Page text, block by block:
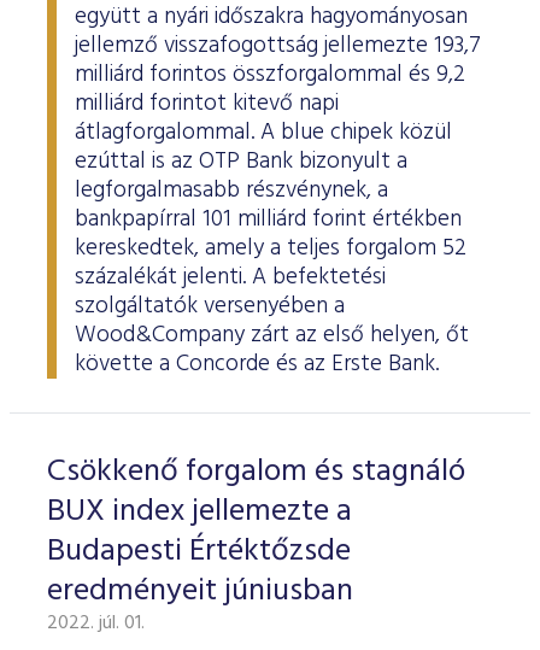
együtt a nyári időszakra hagyományosan
jellemző visszafogottság jellemezte 193,7
milliárd forintos összforgalommal és 9,2
milliárd forintot kitevő napi
átlagforgalommal. A blue chipek közül
ezúttal is az OTP Bank bizonyult a
legforgalmasabb részvénynek, a
bankpapírral 101 milliárd forint értékben
kereskedtek, amely a teljes forgalom 52
százalékát jelenti. A befektetési
szolgáltatók versenyében a
Wood&Company zárt az első helyen, őt
követte a Concorde és az Erste Bank.
Csökkenő forgalom és stagnáló
BUX index jellemezte a
Budapesti Értéktőzsde
eredményeit júniusban
2022. júl. 01.